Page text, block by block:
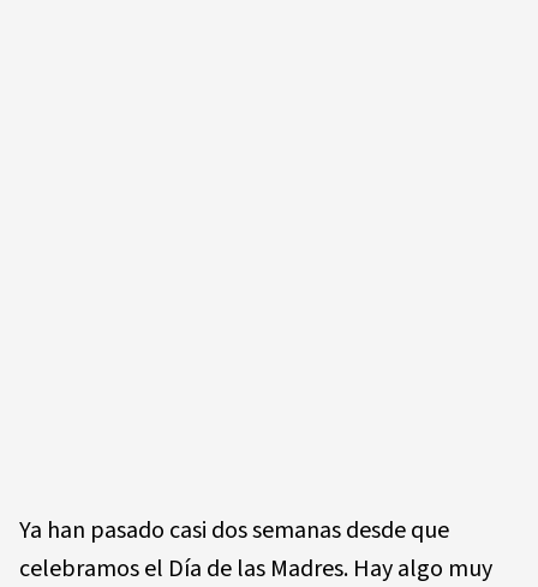
Ya han pasado casi dos semanas desde que
celebramos el Día de las Madres. Hay algo muy